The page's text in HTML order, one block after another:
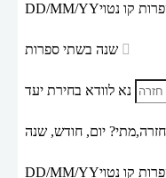
DD/MM/YYקו נטוי
נא לוודא בחירת יעד
מתי? יום, חודש, שנה
DD/MM/YYקו נטוי